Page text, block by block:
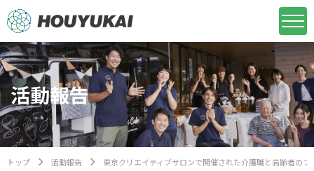
活動報告
トップ 活動報告 東京クリエイティブサロンで開催された介護職と高齢者の